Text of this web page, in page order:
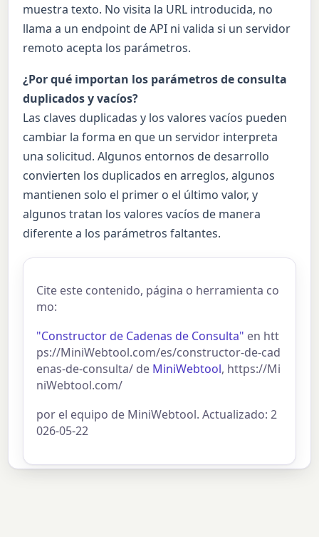
muestra texto. No visita la URL introducida, no
llama a un endpoint de API ni valida si un servidor
remoto acepta los parámetros.
¿Por qué importan los parámetros de consulta
duplicados y vacíos?
Las claves duplicadas y los valores vacíos pueden
cambiar la forma en que un servidor interpreta
una solicitud. Algunos entornos de desarrollo
convierten los duplicados en arreglos, algunos
mantienen solo el primer o el último valor, y
algunos tratan los valores vacíos de manera
diferente a los parámetros faltantes.
Cite este contenido, página o herramienta co
mo:
"Constructor de Cadenas de Consulta" en htt
ps://MiniWebtool.com/es/constructor-de-cad
enas-de-consulta/ de MiniWebtool, https://Mi
niWebtool.com/
por el equipo de MiniWebtool. Actualizado: 2
026-05-22